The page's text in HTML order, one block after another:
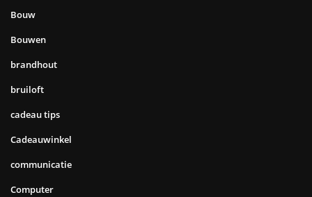
Bouw
Bouwen
brandhout
bruiloft
cadeau tips
Cadeauwinkel
communicatie
Computer